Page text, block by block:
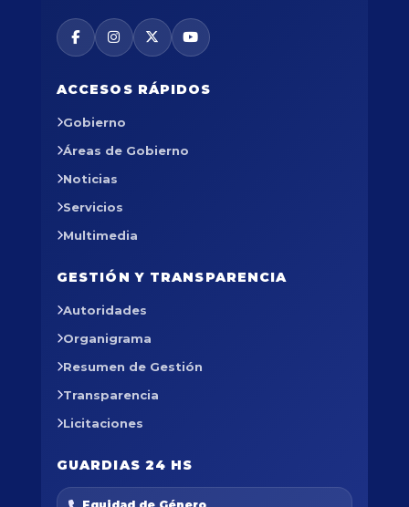
ACCESOS RÁPIDOS
Gobierno
Áreas de Gobierno
Noticias
Servicios
Multimedia
GESTIÓN Y TRANSPARENCIA
Autoridades
Organigrama
Resumen de Gestión
Transparencia
Licitaciones
GUARDIAS 24 HS